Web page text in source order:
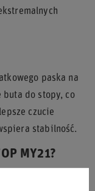
paska na
do stopy, co
czucie
stabilność.
MY21?